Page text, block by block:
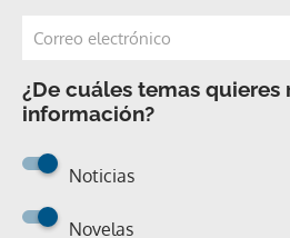
¿De cuáles temas quieres
información?
Noticias
Novelas